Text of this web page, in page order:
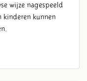
wijze nagespeeld
kinderen kunnen